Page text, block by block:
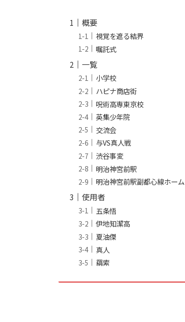
概要
視覚を遮る結界
嘱託式
一覧
小学校
ハピナ商店街
呪術高専東京校
英集少年院
交流会
与VS真人戦
渋谷事変
明治神宮前駅
明治神宮前駅副都心線ホーム
使用者
五条悟
伊地知潔高
夏油傑
真人
羂索